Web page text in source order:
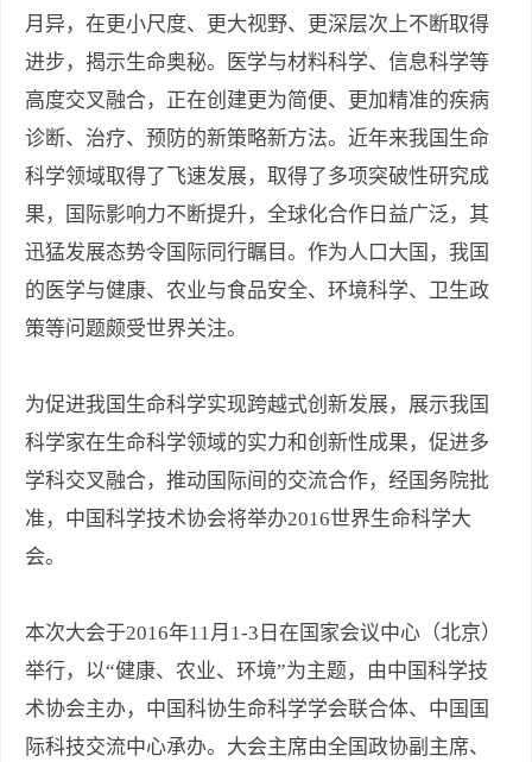
月异，在更小尺度、更大视野、更深层次上不断取得
进步，揭示生命奥秘。医学与材料科学、信息科学等
高度交叉融合，正在创建更为简便、更加精准的疾病
诊断、治疗、预防的新策略新方法。近年来我国生命
科学领域取得了飞速发展，取得了多项突破性研究成
果，国际影响力不断提升，全球化合作日益广泛，其
迅猛发展态势令国际同行瞩目。作为人口大国，我国
的医学与健康、农业与食品安全、环境科学、卫生政
策等问题颇受世界关注。
为促进我国生命科学实现跨越式创新发展，展示我国
科学家在生命科学领域的实力和创新性成果，促进多
学科交叉融合，推动国际间的交流合作，经国务院批
准，中国科学技术协会将举办2016世界生命科学大
会。
本次大会于2016年11月1-3日在国家会议中心（北京）
举行，以“健康、农业、环境”为主题，由中国科学技
术协会主办，中国科协生命科学学会联合体、中国国
际科技交流中心承办。大会主席由全国政协副主席、